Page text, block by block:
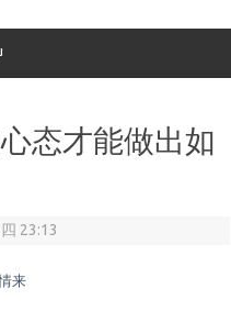
态才能做出如
23:13
来